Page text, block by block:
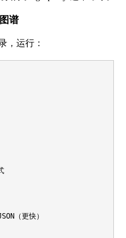
谱
，运行：
（更快）